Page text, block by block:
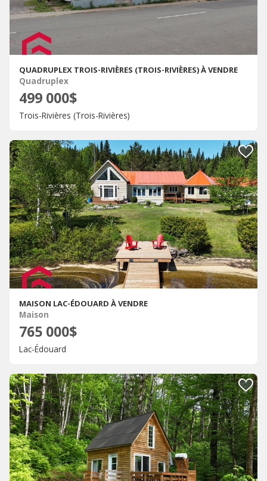
QUADRUPLEX TROIS-RIVIÈRES (TROIS-RIVIÈRES) À VENDRE
Quadruplex
499 000$
Trois-Rivières (Trois-Rivières)
MAISON LAC-ÉDOUARD À VENDRE
Maison
765 000$
Lac-Édouard